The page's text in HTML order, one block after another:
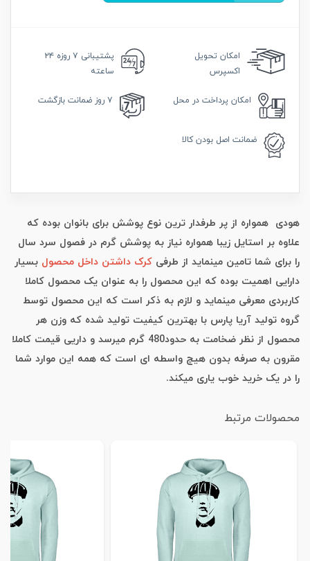
امکان تحویل
اکسپرس
پشتیبانی
۷ روزه ۲۴
ساعته
امکان پرداخت در محل ۷ روز ضمانت بازگشت
ضمانت اصل بودن کالا
هودی همواره از پر طرفدار ترین نوع پوشش برای بانوان بوده که
علاوه بر استایل زیبا همواره نیاز به پوشش گرم در فصول سرد سال
را برای شما تامین مینماید از طرفی کرک داشتن داخل محصول بسیار
دارایی اهمیت بوده که این محصول را به عنوان یک محصول کاملا
کاربردی معرفی مینماید و لازم به ذکر است که این محصول توسط
گروه تولید آریا پارس با بهترین کیفیت تولید شده که وزن هر
محصول از نظر ضخامت به حدود480 گرم میرسد و داریی قیمت کاملا
مقرون به صرفه بدون هیچ واسطه ای است که همه این موارد شما
را در یک خرید خوب یاری میکند.
محصولات مرتبط